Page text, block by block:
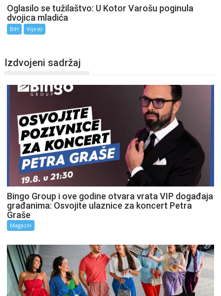
Oglasilo se tužilaštvo: U Kotor Varošu poginula
dvojica mladića
BiH Vijesti
Izdvojeni sadržaj
Bingo Group i ove godine otvara vrata VIP događaja
građanima: Osvojite ulaznice za koncert Petra
Graše
Magazin